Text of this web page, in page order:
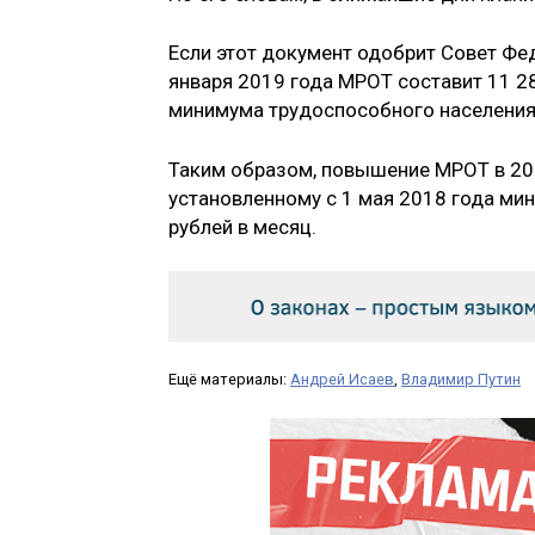
Если этот документ одобрит Совет
января 2019 года МРОТ составит 11
минимума трудоспособного
Таким образом, повышение МРОТ в
установленному с 1 мая 2018 года
рублей в месяц.
Ещё материалы: Андрей Исаев Владимир Путин